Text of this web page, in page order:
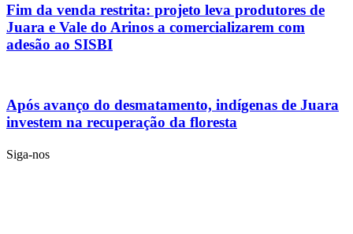
Fim da venda restrita: projeto leva produtores de
Juara e Vale do Arinos a comercializarem com
adesão ao SISBI
Após avanço do desmatamento, indígenas de Juara
investem na recuperação da floresta
Siga-nos